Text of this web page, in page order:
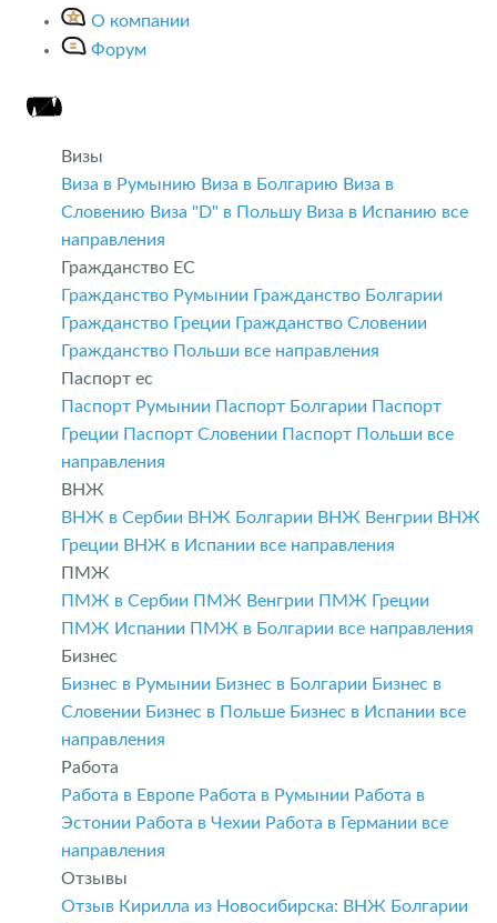
О компании
Форум
Визы
Виза в Румынию Виза в Болгарию Виза в
Словению Виза "D" в Польшу Виза в Испанию все
направления
Гражданство ЕС
Гражданство Румынии Гражданство Болгарии
Гражданство Греции Гражданство Словении
Гражданство Польши все направления
Паспорт ес
Паспорт Румынии Паспорт Болгарии Паспорт
Греции Паспорт Словении Паспорт Польши все
направления
ВНЖ
ВНЖ в Сербии ВНЖ Болгарии ВНЖ Венгрии ВНЖ
Греции ВНЖ в Испании все направления
ПМЖ
ПМЖ в Сербии ПМЖ Венгрии ПМЖ Греции
ПМЖ Испании ПМЖ в Болгарии все направления
Бизнес
Бизнес в Румынии Бизнес в Болгарии Бизнес в
Словении Бизнес в Польше Бизнес в Испании все
направления
Работа
Работа в Европе Работа в Румынии Работа в
Эстонии Работа в Чехии Работа в Германии все
направления
Отзывы
Отзыв Кирилла из Новосибирска: ВНЖ Болгарии